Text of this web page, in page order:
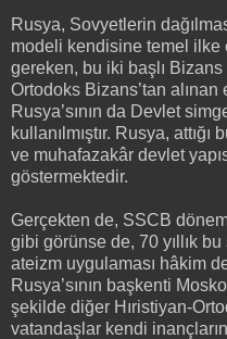
Rusya, Sovyetlerin
modeli kendisine temel ilke
gereken, bu iki başlı Bizans
Ortodoks Bizans’tan
Rusya’sının da Devlet
kullanılmıştır. Rusya,
ve muhafazakâr devlet
göstermektedir.
Gerçekten de, SSCB
gibi görünse de, 70 yıllık
ateizm uygulaması hâkim
Rusya’sının başkenti
şekilde diğer Hıristiyan-
vatandaşlar kendi